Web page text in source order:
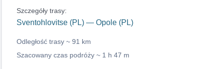
Szczegóły trasy:
Sventohlovitse (PL) — Opole (PL)
Odległość trasy ~ 91 km
Szacowany czas podróży ~ 1 h 47 m